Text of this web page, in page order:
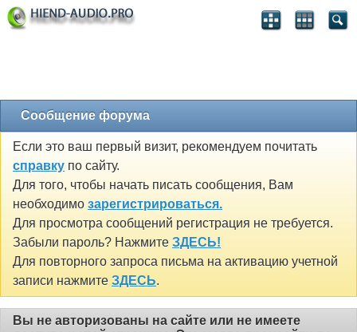
Сообщение форума
Если это ваш первый визит, рекомендуем почитать
справку по сайту.
Для того, чтобы начать писать сообщения, Вам
необходимо зарегистрироваться.
Для просмотра сообщений регистрация не требуется.
Забыли пароль? Нажмите ЗДЕСЬ!
Для повторного запроса письма на активацию учетной
записи нажмите ЗДЕСЬ.
Вы не авторизованы на сайте или не имеете